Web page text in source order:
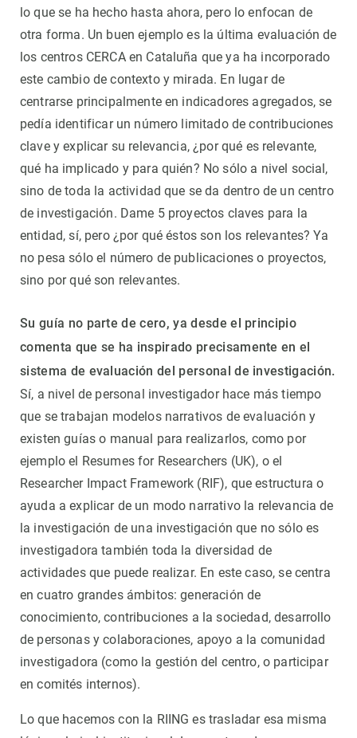
lo que se ha hecho hasta ahora, pero lo enfocan de
otra forma. Un buen ejemplo es la última evaluación de
los centros CERCA en Cataluña que ya ha incorporado
este cambio de contexto y mirada. En lugar de
centrarse principalmente en indicadores agregados, se
pedía identificar un número limitado de contribuciones
clave y explicar su relevancia, ¿por qué es relevante,
qué ha implicado y para quién? No sólo a nivel social,
sino de toda la actividad que se da dentro de un centro
de investigación. Dame 5 proyectos claves para la
entidad, sí, pero ¿por qué éstos son los relevantes? Ya
no pesa sólo el número de publicaciones o proyectos,
sino por qué son relevantes.
Su guía no parte de cero, ya desde el principio
comenta que se ha inspirado precisamente en el
sistema de evaluación del personal de investigación.
Sí, a nivel de personal investigador hace más tiempo
que se trabajan modelos narrativos de evaluación y
existen guías o manual para realizarlos, como por
ejemplo el Resumes for Researchers (UK), o el
Researcher Impact Framework (RIF), que estructura o
ayuda a explicar de un modo narrativo la relevancia de
la investigación de una investigación que no sólo es
investigadora también toda la diversidad de
actividades que puede realizar. En este caso, se centra
en cuatro grandes ámbitos: generación de
conocimiento, contribuciones a la sociedad, desarrollo
de personas y colaboraciones, apoyo a la comunidad
investigadora (como la gestión del centro, o participar
en comités internos).
Lo que hacemos con la RIING es trasladar esa misma